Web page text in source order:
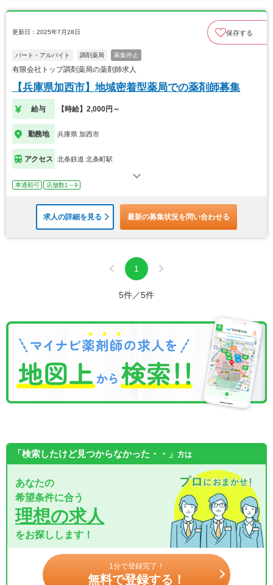
更新日：2025年7月28日 保存する
パート・アルバイト 調剤薬局 募集停止
有限会社トップ調剤薬局の薬剤師求人
【兵庫県加西市】地域密着型薬局での薬剤師募集
給与 【時給】2,000円～
勤務地 兵庫県 加西市
アクセス 北条鉄道 北条町駅
車通勤可 店舗数1～9
求人の詳細を見る 最新の募集状況を問い合わせる
1
5件／5件
「検索したけど見つからなかった・・」 方は
あなたの
希望条件に合う
理想の求人
をお探しします！
1分で登録完了！
無料で登録する！